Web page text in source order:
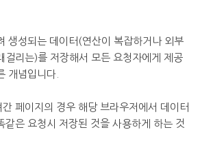
생성되는 데이터(연산이 복잡하거나 외부
걸리는)를 저장해서 모든 요청자에게 제공
개념입니다.
페이지의 경우 해당 브라우저에서 데이터
같은 요청시 저장된 것을 사용하게 하는 것